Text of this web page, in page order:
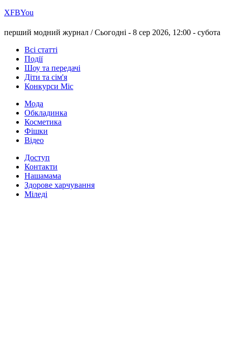
ХFBYou
перший модний журнал /Сьогодні - 8 сер 2026, 12:00 - субота
Всі статті
Події
Шоу та передачі
Діти та сім'я
Конкурси Міс
Мода
Обкладинка
Косметика
Фішки
Відео
Доступ
Контакти
Нашамама
Здорове харчування
Міледі